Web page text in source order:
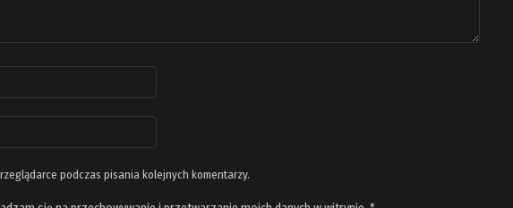
podczas pisania kolejnych komentarzy.